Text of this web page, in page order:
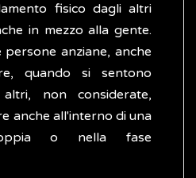
fisico dagli altri
in mezzo alla gente.
persone anziane, anche
quando si sentono
non considerate,
anche all'interno di una
o nella fase